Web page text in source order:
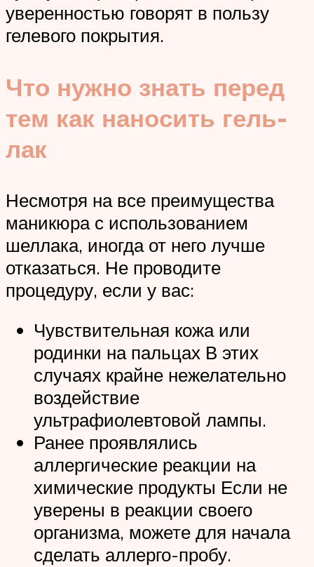
уверенностью говорят в пользу
гелевого покрытия.
Что нужно знать перед
тем как наносить гель-
лак
Несмотря на все преимущества
маникюра с использованием
шеллака, иногда от него лучше
отказаться. Не проводите
процедуру, если у вас:
Чувствительная кожа или
родинки на пальцах В этих
случаях крайне нежелательно
воздействие
ультрафиолевтовой лампы.
Ранее проявлялись
аллергические реакции на
химические продукты Если не
уверены в реакции своего
организма, можете для начала
сделать аллерго-пробу.